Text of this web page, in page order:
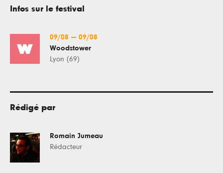
Infos sur le festival
09/08 — 09/08
Woodstower
Lyon (69)
Rédigé par
Romain Jumeau
Rédacteur